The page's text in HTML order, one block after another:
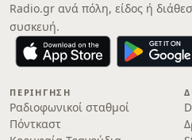
Radio.gr ανά πόλη, είδος ή
συσκευή.
ΠΕΡΙΉΓΗΣΗ
Ραδιοφωνικοί σταθμοί
Πόντκαστ